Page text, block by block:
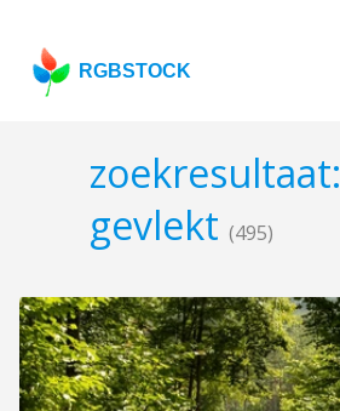
RGBSTOCK
zoekresultaat:
gevlekt (495)